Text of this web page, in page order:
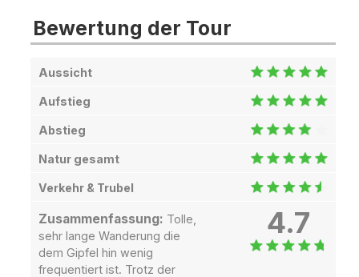
Bewertung der Tour
Aussicht
Aufstieg
Abstieg
Natur gesamt
Verkehr & Trubel
Zusammenfassung: Tolle,
sehr lange Wanderung die
dem Gipfel hin wenig
frequentiert ist. Trotz der
4.7